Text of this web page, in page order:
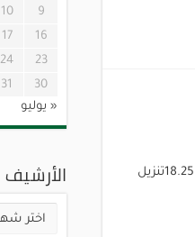
9
10
16
17
23
24
30
31
« يوليو
الأرشيف
الأرشيف